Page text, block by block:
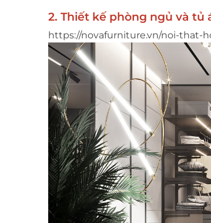
2. Thiết kế phòng ngủ và tủ
https://novafurniture.vn/noi-that-